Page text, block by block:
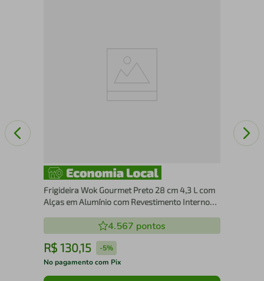
Frigideira Wok Gourmet Preto 28 cm 4,3 L com
Alças em Alumínio com Revestimento Interno
4.567 pontos
R$ 130,15 -5%
No pagamento com Pix